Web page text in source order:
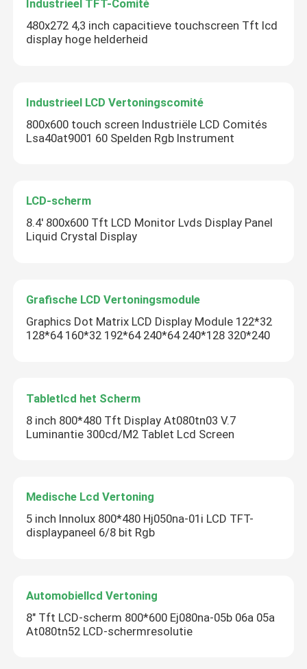
Industrieel TFT-Comité
480x272 4,3 inch capacitieve touchscreen Tft lcd
display hoge helderheid
Industrieel LCD Vertoningscomité
800x600 touch screen Industriële LCD Comités
Lsa40at9001 60 Spelden Rgb Instrument
LCD-scherm
8.4' 800x600 Tft LCD Monitor Lvds Display Panel
Liquid Crystal Display
Grafische LCD Vertoningsmodule
Graphics Dot Matrix LCD Display Module 122*32
128*64 160*32 192*64 240*64 240*128 320*240
Tabletlcd het Scherm
8 inch 800*480 Tft Display At080tn03 V.7
Luminantie 300cd/M2 Tablet Lcd Screen
Medische Lcd Vertoning
5 inch Innolux 800*480 Hj050na-01i LCD TFT-
displaypaneel 6/8 bit Rgb
Automobiellcd Vertoning
8" Tft LCD-scherm 800*600 Ej080na-05b 06a 05a
At080tn52 LCD-schermresolutie